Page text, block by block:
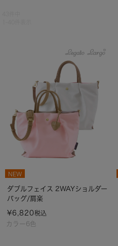
カラー6色
NEW
ダブルフェイス 2WAYショルダー
バッグ/肩楽
¥6,820税込